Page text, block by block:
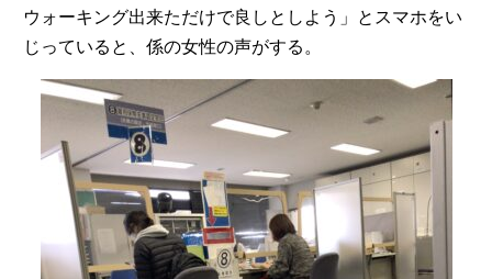
ウォーキング出来ただけで良しとしよう」とスマホをい
じっていると、係の女性の声がする。